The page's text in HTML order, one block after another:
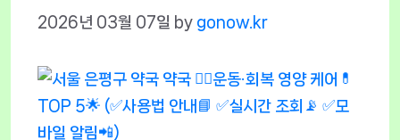
2026년 03월 07일 by gonow.kr